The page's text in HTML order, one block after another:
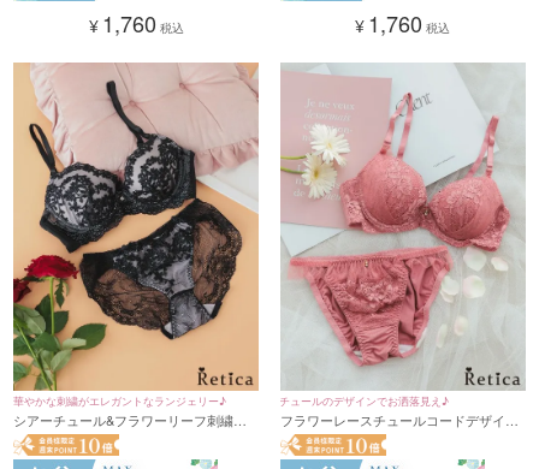
¥ 1,760 税込 ¥ 1,760 税込
華やかな刺繍がエレガントなランジェリー♪
シアーチュール&フラワーリーフ刺繍ソ
フトワイヤーブラジャー&ショーツセッ
ト★(ブラック)(A～F/65～80)
チュールのデザインでお洒落見え♪
フラワーレースチュールコードデザイン
フリルブラジャー＆ショーツセット(サー
モンピンク)(A～F/65～80)